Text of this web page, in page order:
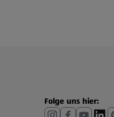
Folge uns hier: